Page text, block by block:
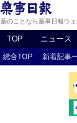
薬のことなら薬事日報ウ
TOP ニュース
総合TOP 新着記事